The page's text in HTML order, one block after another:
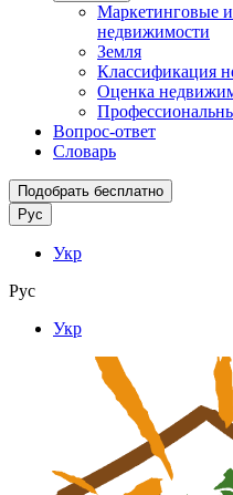
Маркетинговые
недвижимости
Земля
Классификация
Оценка
Вопрос-ответ
Словарь
Подобрать бесплатно
Рус
Укр
Рус
Укр